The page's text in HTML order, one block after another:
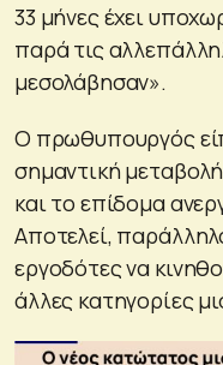
33 μήνες έχει
παρά τις
μεσολάβησαν».
Ο πρωθυπουργός
σημαντική
και το επίδομα
Αποτελεί,
εργοδότες να
άλλες κατηγορίες